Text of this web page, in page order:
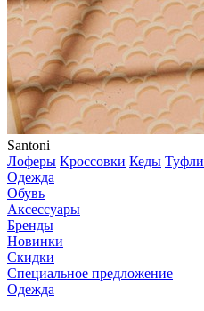
Santoni
Лоферы Кроссовки Кеды Туфли
Одежда
Обувь
Аксессуары
Бренды
Новинки
Скидки
Специальное предложение
Одежда